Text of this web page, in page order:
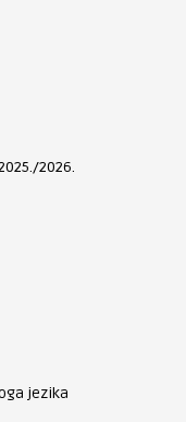
2026.
jezika